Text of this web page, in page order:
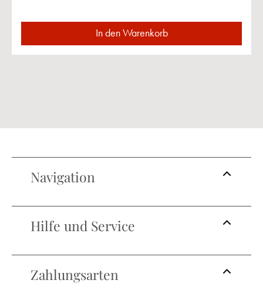
In den Warenkorb
Navigation
Hilfe und Service
Zahlungsarten